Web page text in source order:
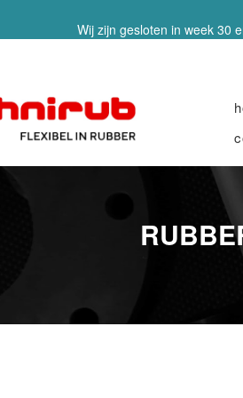
Wij zijn gesloten in week 30